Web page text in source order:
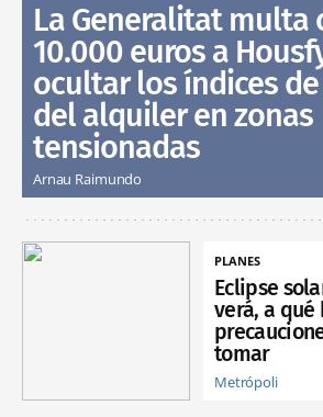
La Generalitat multa
10.000 euros a
ocultar los índices
del alquiler en zonas
tensionadas
Arnau Raimundo
PLANES
Eclipse
verá, a qué
tomar
Metrópoli